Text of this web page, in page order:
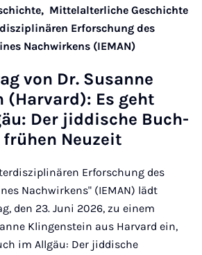
Mittelalterliche Geschichte
Erforschung des
Nachwirkens (IEMAN)
von Dr. Susanne
(Har­vard): Es ge­ht
Der jid­dis­che Buch­
Neuzeit
Erforschung des
Nachwirkens" (IEMAN) lädt
den 23. Juni 2026, zu einem
Klingenstein aus Harvard ein,
im Allgäu: Der jiddische